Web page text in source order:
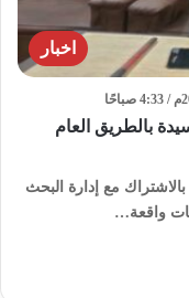
اخبار
بالطريق العام
مع إدارة البحث
واقعة…